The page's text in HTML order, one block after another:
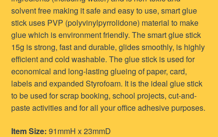
solvent free making it safe and easy to use, smart glue
stick uses PVP (polyvinylpyrrolidone) material to make
glue which is environment friendly. The smart glue stick
15g is strong, fast and durable, glides smoothly, is highly
efficient and cold washable. The glue stick is used for
economical and long-lasting glueing of paper, card,
labels and expanded Styrofoam. It is the ideal glue stick
to be used for scrap booking, school projects, cut-and-
paste activities and for all your office adhesive purposes.
Item Size: 91mmH x 23mmD